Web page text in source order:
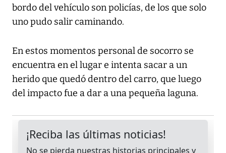
bordo del vehículo son policías, de los que solo
uno pudo salir caminando.
En estos momentos personal de socorro se
encuentra en el lugar e intenta sacar a un
herido que quedó dentro del carro, que luego
del impacto fue a dar a una pequeña laguna.